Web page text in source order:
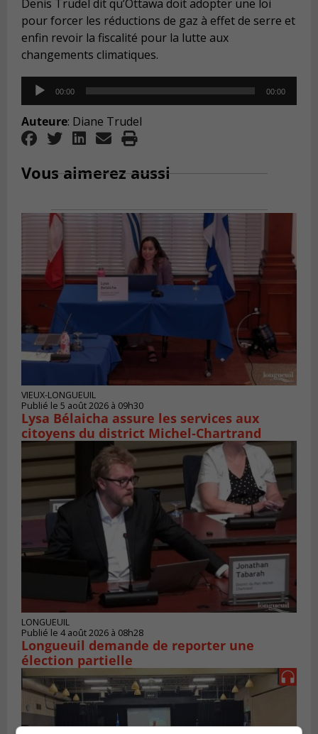
Denis Trudel dit qu’Ottawa doit adopter une loi
pour forcer les réductions de gaz à effet de serre et
enfin revoir la fiscalité pour la lutte aux
changements climatiques.
Audio
Player
00:00 00:00
Auteure: Diane Trudel
Vous aimerez aussi
VIEUX-LONGUEUIL
Publié le 5 août 2026 à 09h30
Lysa Bélaicha assure les services aux
citoyens du district Michel‑Chartrand
LONGUEUIL
Publié le 4 août 2026 à 08h28
Longueuil demande de reporter une
élection partielle